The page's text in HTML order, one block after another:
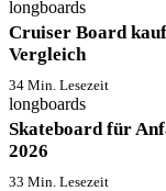
longboards
Cruiser Board
Vergleich
34 Min. Lesezeit
longboards
Skateboard für
2026
33 Min. Lesezeit